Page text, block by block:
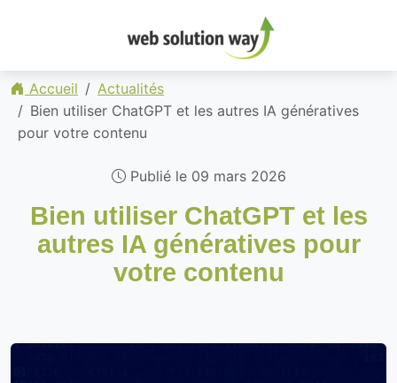
Accueil
Actualités
Bien utiliser ChatGPT et les autres IA génératives
pour votre contenu
Publié le 09 mars 2026
Bien utiliser ChatGPT et les
autres IA génératives pour
votre contenu